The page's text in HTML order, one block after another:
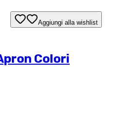
Aggiungi alla wishlist
Colori